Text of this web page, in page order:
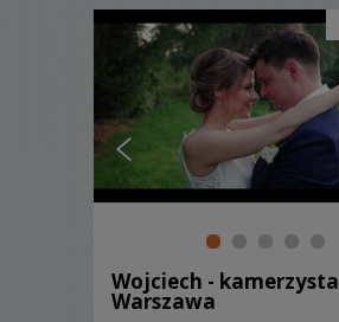
Wojciech - kamerzysta
Warszawa